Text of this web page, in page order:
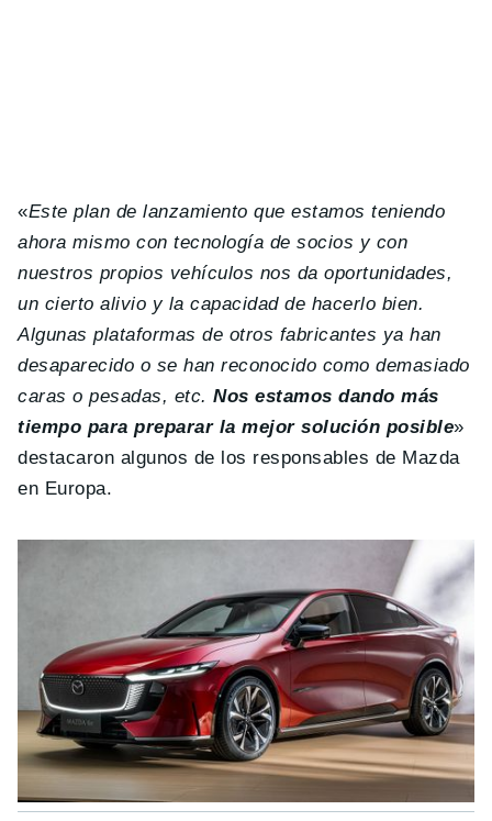
«Este plan de lanzamiento que estamos teniendo
ahora mismo con tecnología de socios y con
nuestros propios vehículos nos da oportunidades,
un cierto alivio y la capacidad de hacerlo bien.
Algunas plataformas de otros fabricantes ya han
desaparecido o se han reconocido como demasiado
caras o pesadas, etc.Nos estamos dando más
tiempo para preparar la mejor solución posible»
destacaron algunos de los responsables de Mazda
en Europa.